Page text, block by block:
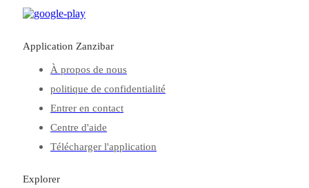
Application Zanzibar
À propos de nous
politique de confidentialité
Entrer en contact
Centre d'aide
Télécharger l'application
Explorer